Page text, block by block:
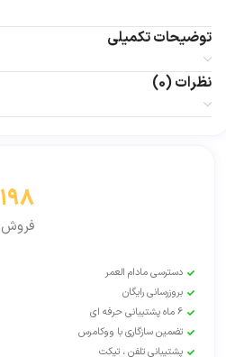
توضیحات تکمیلی
نظرات (0)
198
فروش
دسترسی مادام العمر
بروزرسانی رایگان
6 ماه پشتیبانی حرفه ای
تضمین سازگاری با ووکامرس
پشتیبانی تلفن ، تیکت